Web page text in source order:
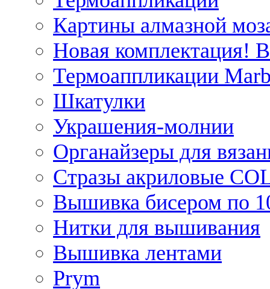
Картины алмазной
Новая комплектация!
Термоаппликации
Шкатулки
Украшения-молнии
Органайзеры для
Стразы акриловые
Вышивка бисером по
Нитки для вышивания
Вышивка лентами
Prym